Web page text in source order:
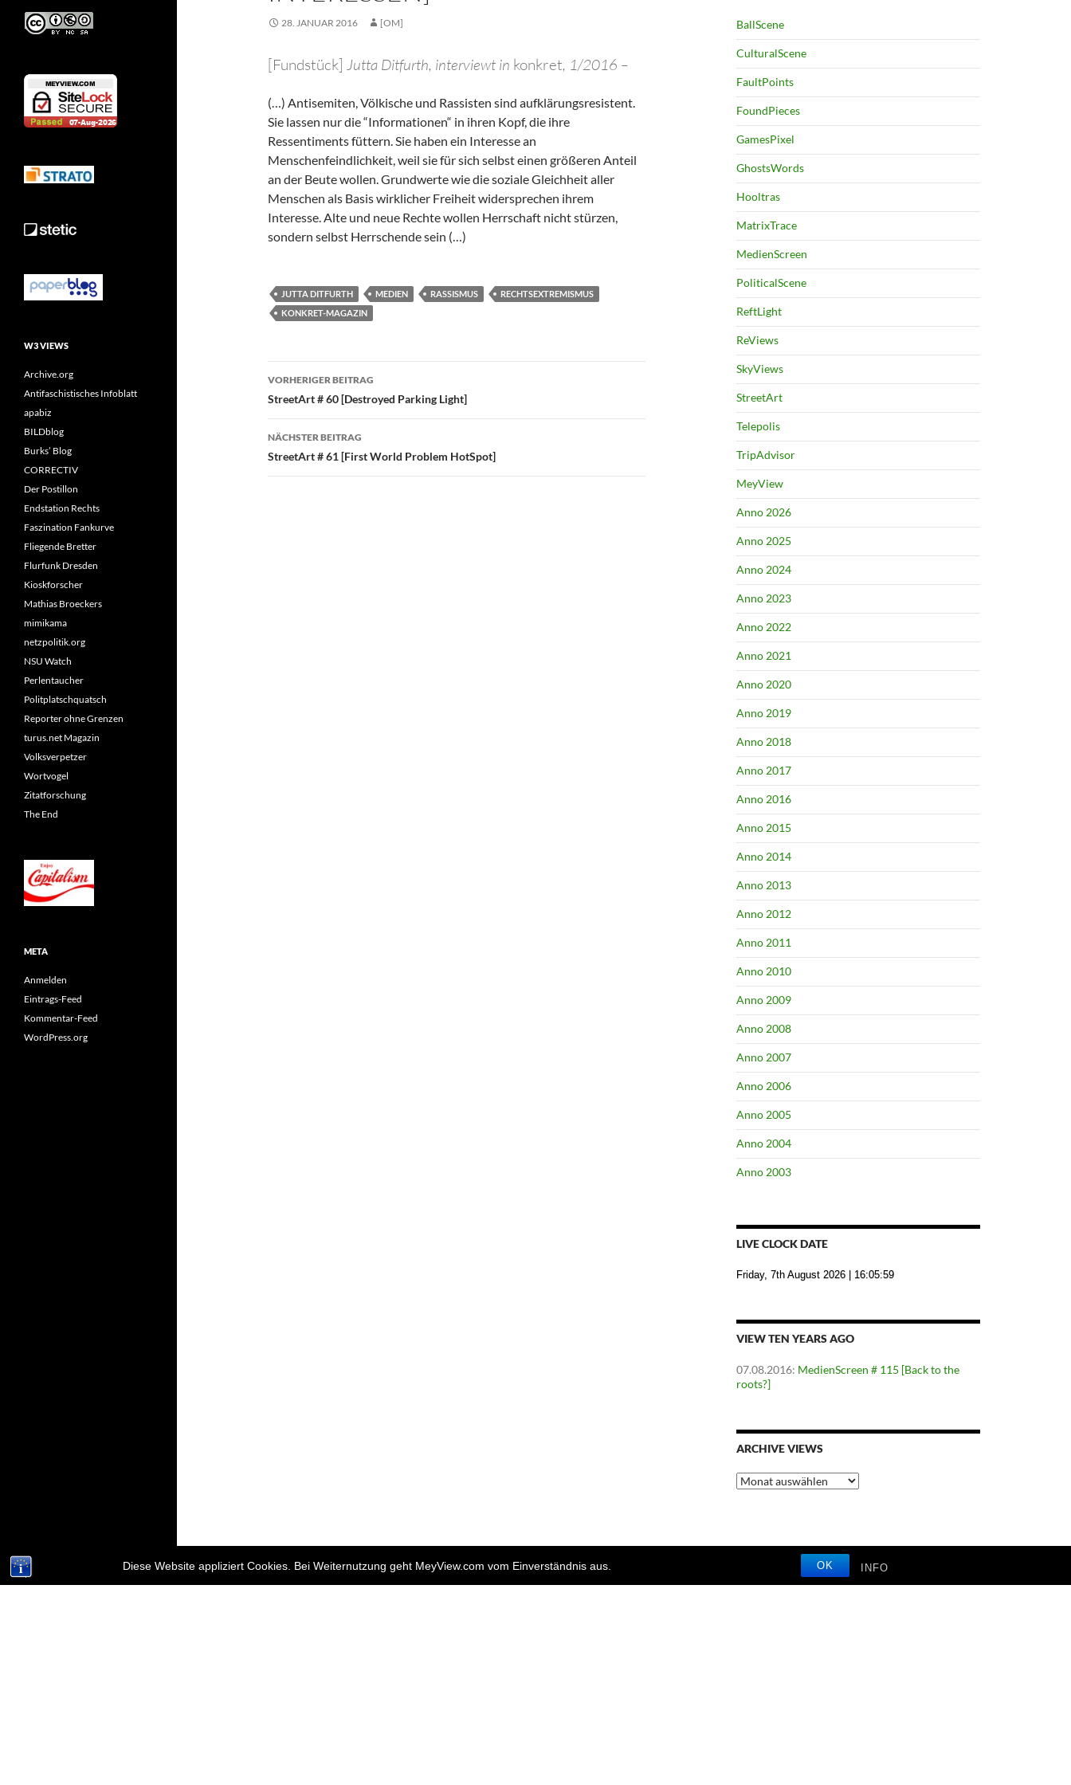
Diese Website appliziert Cookies. Bei Weiternutzung geht MeyView.com vom Einverständnis aus. OK INFO
28. JANUAR 2016 [OM]
[Fundstück] Jutta Ditfurth, interviewt in konkret, 1/2016 –
(…) Antisemiten, Völkische und Rassisten sind aufklärungsresistent.
Sie lassen nur die “Informationen“ in ihren Kopf, die ihre
Ressentiments füttern. Sie haben ein Interesse an
Menschenfeindlichkeit, weil sie für sich selbst einen größeren Anteil
an der Beute wollen. Grundwerte wie die soziale Gleichheit aller
Menschen als Basis wirklicher Freiheit widersprechen ihrem
Interesse. Alte und neue Rechte wollen Herrschaft nicht stürzen,
sondern selbst Herrschende sein (…)
JUTTA DITFURTH MEDIEN RASSISMUS
RECHTSEXTREMISMUS
KONKRET-MAGAZIN
Beitragsnavigation
VORHERIGER BEITRAG
StreetArt # 60 [Destroyed Parking Light]
NÄCHSTER BEITRAG
StreetArt # 61 [First World Problem HotSpot]
BallScene
CulturalScene
FaultPoints
FoundPieces
GamesPixel
GhostsWords
Hooltras
MatrixTrace
MedienScreen
PoliticalScene
ReftLight
ReViews
SkyViews
StreetArt
Telepolis
TripAdvisor
MeyView
Anno 2026
Anno 2025
Anno 2024
Anno 2023
Anno 2022
Anno 2021
Anno 2020
Anno 2019
Anno 2018
Anno 2017
Anno 2016
Anno 2015
Anno 2014
Anno 2013
Anno 2012
Anno 2011
Anno 2010
Anno 2009
Anno 2008
Anno 2007
Anno 2006
Anno 2005
Anno 2004
Anno 2003
LIVE CLOCK DATE
Friday, 7th August 2026 | 16:06:00
VIEW TEN YEARS AGO
07.08.2016: MedienScreen # 115 [Back to the
roots?]
ARCHIVE VIEWS
Archive
Views
W3 VIEWS
Archive.org
Antifaschistisches Infoblatt
apabiz
BILDblog
Burks’ Blog
CORRECTIV
Der Postillon
Endstation Rechts
Faszination Fankurve
Fliegende Bretter
Flurfunk Dresden
Kioskforscher
Mathias Broeckers
mimikama
netzpolitik.org
NSU Watch
Perlentaucher
Politplatschquatsch
Reporter ohne Grenzen
turus.net Magazin
Volksverpetzer
Wortvogel
Zitatforschung
The End
META
Anmelden
Eintrags-Feed
Kommentar-Feed
WordPress.org